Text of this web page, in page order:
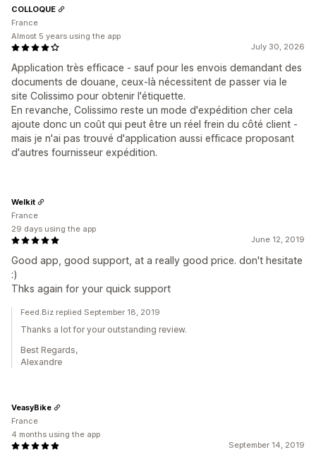
July 30, 2026
Application très efficace - sauf pour les envois demandant des
documents de douane, ceux-là nécessitent de passer via le
site Colissimo pour obtenir l'étiquette.
En revanche, Colissimo reste un mode d'expédition cher cela
ajoute donc un coût qui peut être un réel frein du côté client -
mais je n'ai pas trouvé d'application aussi efficace proposant
d'autres fournisseur expédition.
COLLOQUE
France
Almost 5 years using the app
June 12, 2019
Good app, good support, at a really good price. don't hesitate
:)
Thks again for your quick support
Welkit
France
29 days using the app
Feed.Biz replied September 18, 2019
Thanks a lot for your outstanding review.
Best Regards,
Alexandre
September 14, 2019
VeasyBike
France
4 months using the app